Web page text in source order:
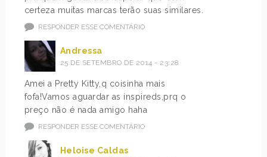
certeza muitas marcas terão suas similares.
RESPONDER ESSE COMENTÁRIO
Andressa
25 DE SETEMBRO DE 2014 - 23:28
Amei a Pretty Kitty,q coisinha mais
fofa!Vamos aguardar as inspireds,prq o
preço não é nada amigo haha
RESPONDER ESSE COMENTÁRIO
Heloise Caldas